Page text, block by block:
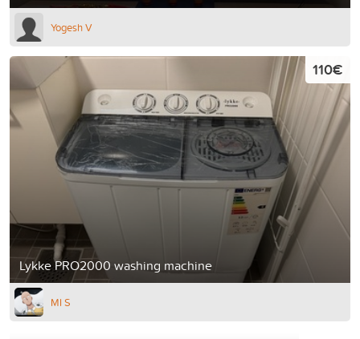
Yogesh V
Lykke PRO2000 washing machine
110€
MI S